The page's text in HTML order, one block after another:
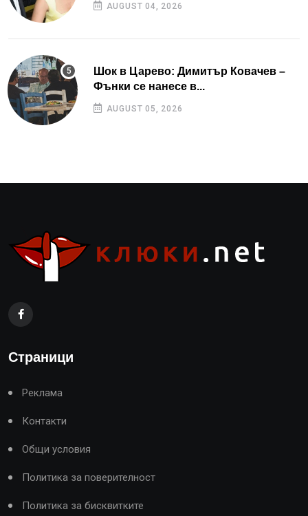
AUGUST 04, 2026
Шок в Царево: Димитър Ковачев –
Фънки се нанесе в...
AUGUST 05, 2026
Страници
Реклама
Контакти
Общи условия
Политика за поверителност
Политика за бисквитките